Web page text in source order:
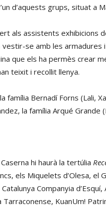
d’aquests grups, situat a
als assistents exhibicions
vestir-se amb les armadures
que els ha permès crear
teixit i recollit llenya.
Bernadí Forns (Lali,
la família Arqué Grande
hi haurà la tertúlia
els Miquelets d’Olesa, el
Companyia
KuanUm!